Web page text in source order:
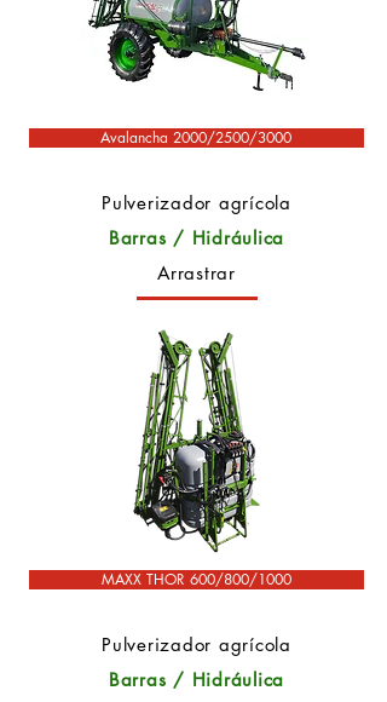
Avalancha 2000/2500/3000
Pulverizador agrícola
Barras / Hidráulica
Arrastrar
MAXX THOR 600/800/1000
Pulverizador agrícola
Barras / Hidráulica